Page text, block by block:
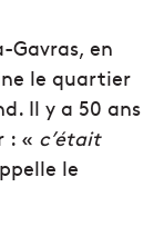
Gavras, en
le quartier
Il y a 50 ans
: « c’était
le